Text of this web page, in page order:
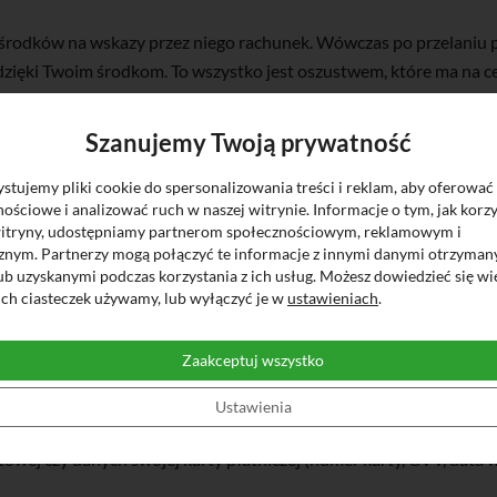
na wskazy przez niego rachunek. Wówczas po
Twoim środkom. To wszystko jest oszustwem, które ma na
oszustem się urywa lub wręcz przeciwnie – oszust nakłania
za i przeciw.
kilku źródłach. Podmioty oferujące inwestycje muszą mieć
podmiotów nadzorowanych:
www.knf.gov.pl/podmioty/
komunikaty o podejrzanych firmach, które działają bez
.
często sami publikują ostrzeżenia przed nieuczciwymi
czy danych swojej karty płatniczej (numer karty, CVV, data
Szanujemy Twoją prywatność
pliki cookie do spersonalizowania treści i reklam, aby
i analizować ruch w naszej witrynie. Informacje o tym, jak
udostępniamy partnerom społecznościowym, reklamowym i
Partnerzy mogą połączyć te informacje z innymi danymi
uzyskanymi podczas korzystania z ich usług. Możesz dowiedzieć się
ciasteczek używamy, lub wyłączyć je wustawieniach.
Zaakceptuj wszystko
Ustawienia